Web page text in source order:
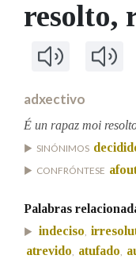
Facebook
TwitterYoutube
BUSCAR NOS
Comeza por
Contén
BUSCAR NO
resolto,
adxectivo
É un rapaz moi
SINÓNIMOS
CONFRÓNTESE
Palabras
indeciso,
atrevido, atufado,